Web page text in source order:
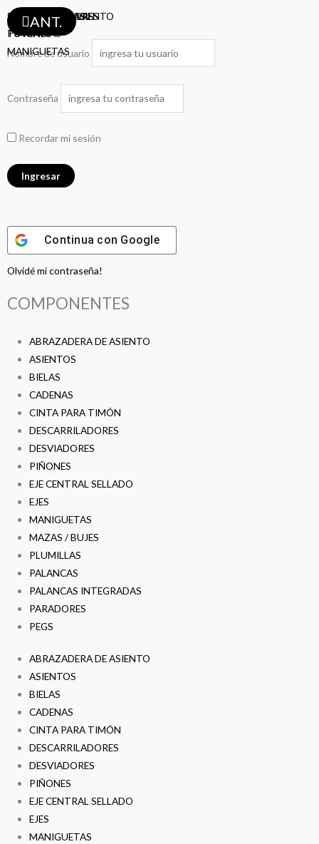
ASIENTOS
MANIGUETAS
TIJAS
ABRAZADERA ASIENTO
POTENCIAS
TIMONES
SHIFTERS
PEDALES
PIÑONES
MAZAS
BIELAS
TAZAS
DESVIADORES
FRENOS
RAYOS
LLANTAS
LLANTAS
LLANTAS
CAMARAS
CAMARAS
AROS
CADENAS
CADENAS
CABLES-FUNDAS
PORTA-BOTELLAS
DESCARRILADORES
ANT.
Nombre de usuario
Contraseña
Recordar mi sesión
Continua con Google
Olvidé mi contraseña!
COMPONENTES
ABRAZADERA DE ASIENTO
ASIENTOS
BIELAS
CADENAS
CINTA PARA TIMÓN
DESCARRILADORES
DESVIADORES
PIÑONES
EJE CENTRAL SELLADO
EJES
MANIGUETAS
MAZAS / BUJES
PLUMILLAS
PALANCAS
PALANCAS INTEGRADAS
PARADORES
PEGS
ABRAZADERA DE ASIENTO
ASIENTOS
BIELAS
CADENAS
CINTA PARA TIMÓN
DESCARRILADORES
DESVIADORES
PIÑONES
EJE CENTRAL SELLADO
EJES
MANIGUETAS